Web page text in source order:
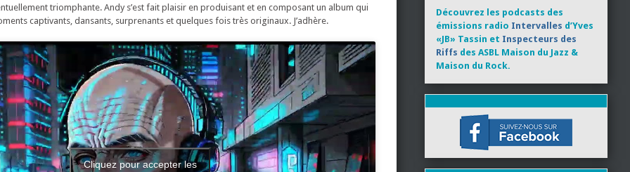
triomphante. Andy s’est fait plaisir en produisant et en composant un album qui
captivants, dansants, surprenants et quelques fois très originaux. J’adhère.
Cliquez pour accepter les
Découvrez les podcasts des
émissions radio Intervalles d’Yves
«JB» Tassin et Inspecteurs des
Riffs des ASBL Maison du Jazz &
Maison du Rock.